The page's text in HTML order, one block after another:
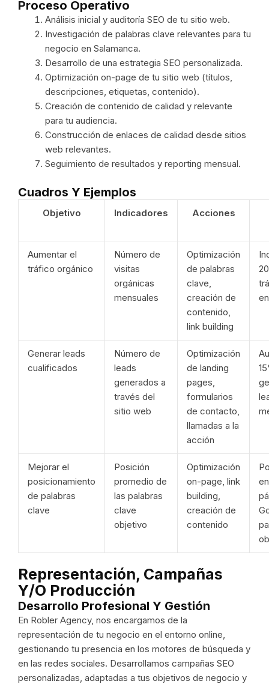
Proceso Operativo
Análisis inicial y auditoría SEO de tu sitio web.
Investigación de palabras clave relevantes para tu
negocio en Salamanca.
Desarrollo de una estrategia SEO personalizada.
Optimización on-page de tu sitio web (títulos,
descripciones, etiquetas, contenido).
Creación de contenido de calidad y relevante
para tu audiencia.
Construcción de enlaces de calidad desde sitios
web relevantes.
Seguimiento de resultados y reporting mensual.
Cuadros Y Ejemplos
Objetivo Indicadores Acciones
Aumentar el
tráfico orgánico
Número de
visitas
orgánicas
mensuales
Optimización
de palabras
clave,
creación de
contenido,
link building
Generar leads
cualificados
Número de
leads
generados a
través del
sitio web
Optimización
de landing
pages,
formularios
de contacto,
llamadas a la
acción
Mejorar el
posicionamiento
de palabras
clave
Posición
promedio de
las palabras
clave
objetivo
Optimización
on-page, link
building,
creación de
contenido
Representación, Campañas
Y/o Producción
Desarrollo Profesional Y Gestión
En Robler Agency, nos encargamos de la
representación de tu negocio en el entorno online,
gestionando tu presencia en los motores de búsqueda y
en las redes sociales. Desarrollamos campañas SEO
personalizadas, adaptadas a tus objetivos de negocio y